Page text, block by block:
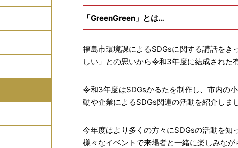
「GreenGreen」とは…
福島市環境課によるSDGsに関する講話をき
しい」との思いから令和3年度に結成された
令和3年度はSDGsかるたを制作し、市内の
動や企業によるSDGs関連の活動を紹介しまし
今年度はより多くの方々にSDGsの活動を知
様々なイベントで来場者と一緒に楽しみなが